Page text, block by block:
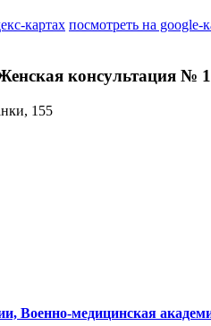
картах посмотреть на google-
консультация №
155
Военно-медицинская